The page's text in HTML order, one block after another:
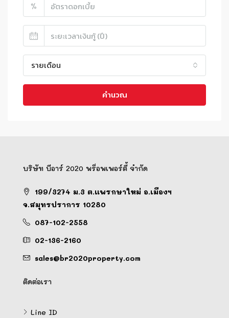
%
รายเดือน
คำนวณ
บริษัท บีอาร์ 2020 พร็อพเพอร์ตี้ จำกัด
199/3274 ม.3 ต.แพรกษาใหม่ อ.เมืองฯ
จ.สมุทรปราการ 10280
087-102-2558
02-136-2160
sales@br2020property.com
ติดต่อเรา
Line ID